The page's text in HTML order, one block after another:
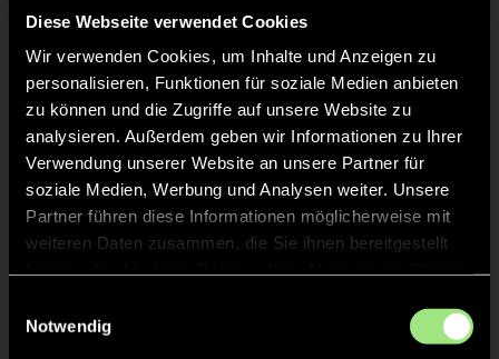
Diese Webseite verwendet Cookies
Wir verwenden Cookies, um Inhalte und Anzeigen zu
personalisieren, Funktionen für soziale Medien anbieten
zu können und die Zugriffe auf unsere Website zu
analysieren. Außerdem geben wir Informationen zu Ihrer
Verwendung unserer Website an unsere Partner für
soziale Medien, Werbung und Analysen weiter. Unsere
Partner führen diese Informationen möglicherweise mit
weiteren Daten zusammen, die Sie ihnen bereitgestellt
Notwendig
Anton
Wilhelm
S.
Louis Nolan
D.